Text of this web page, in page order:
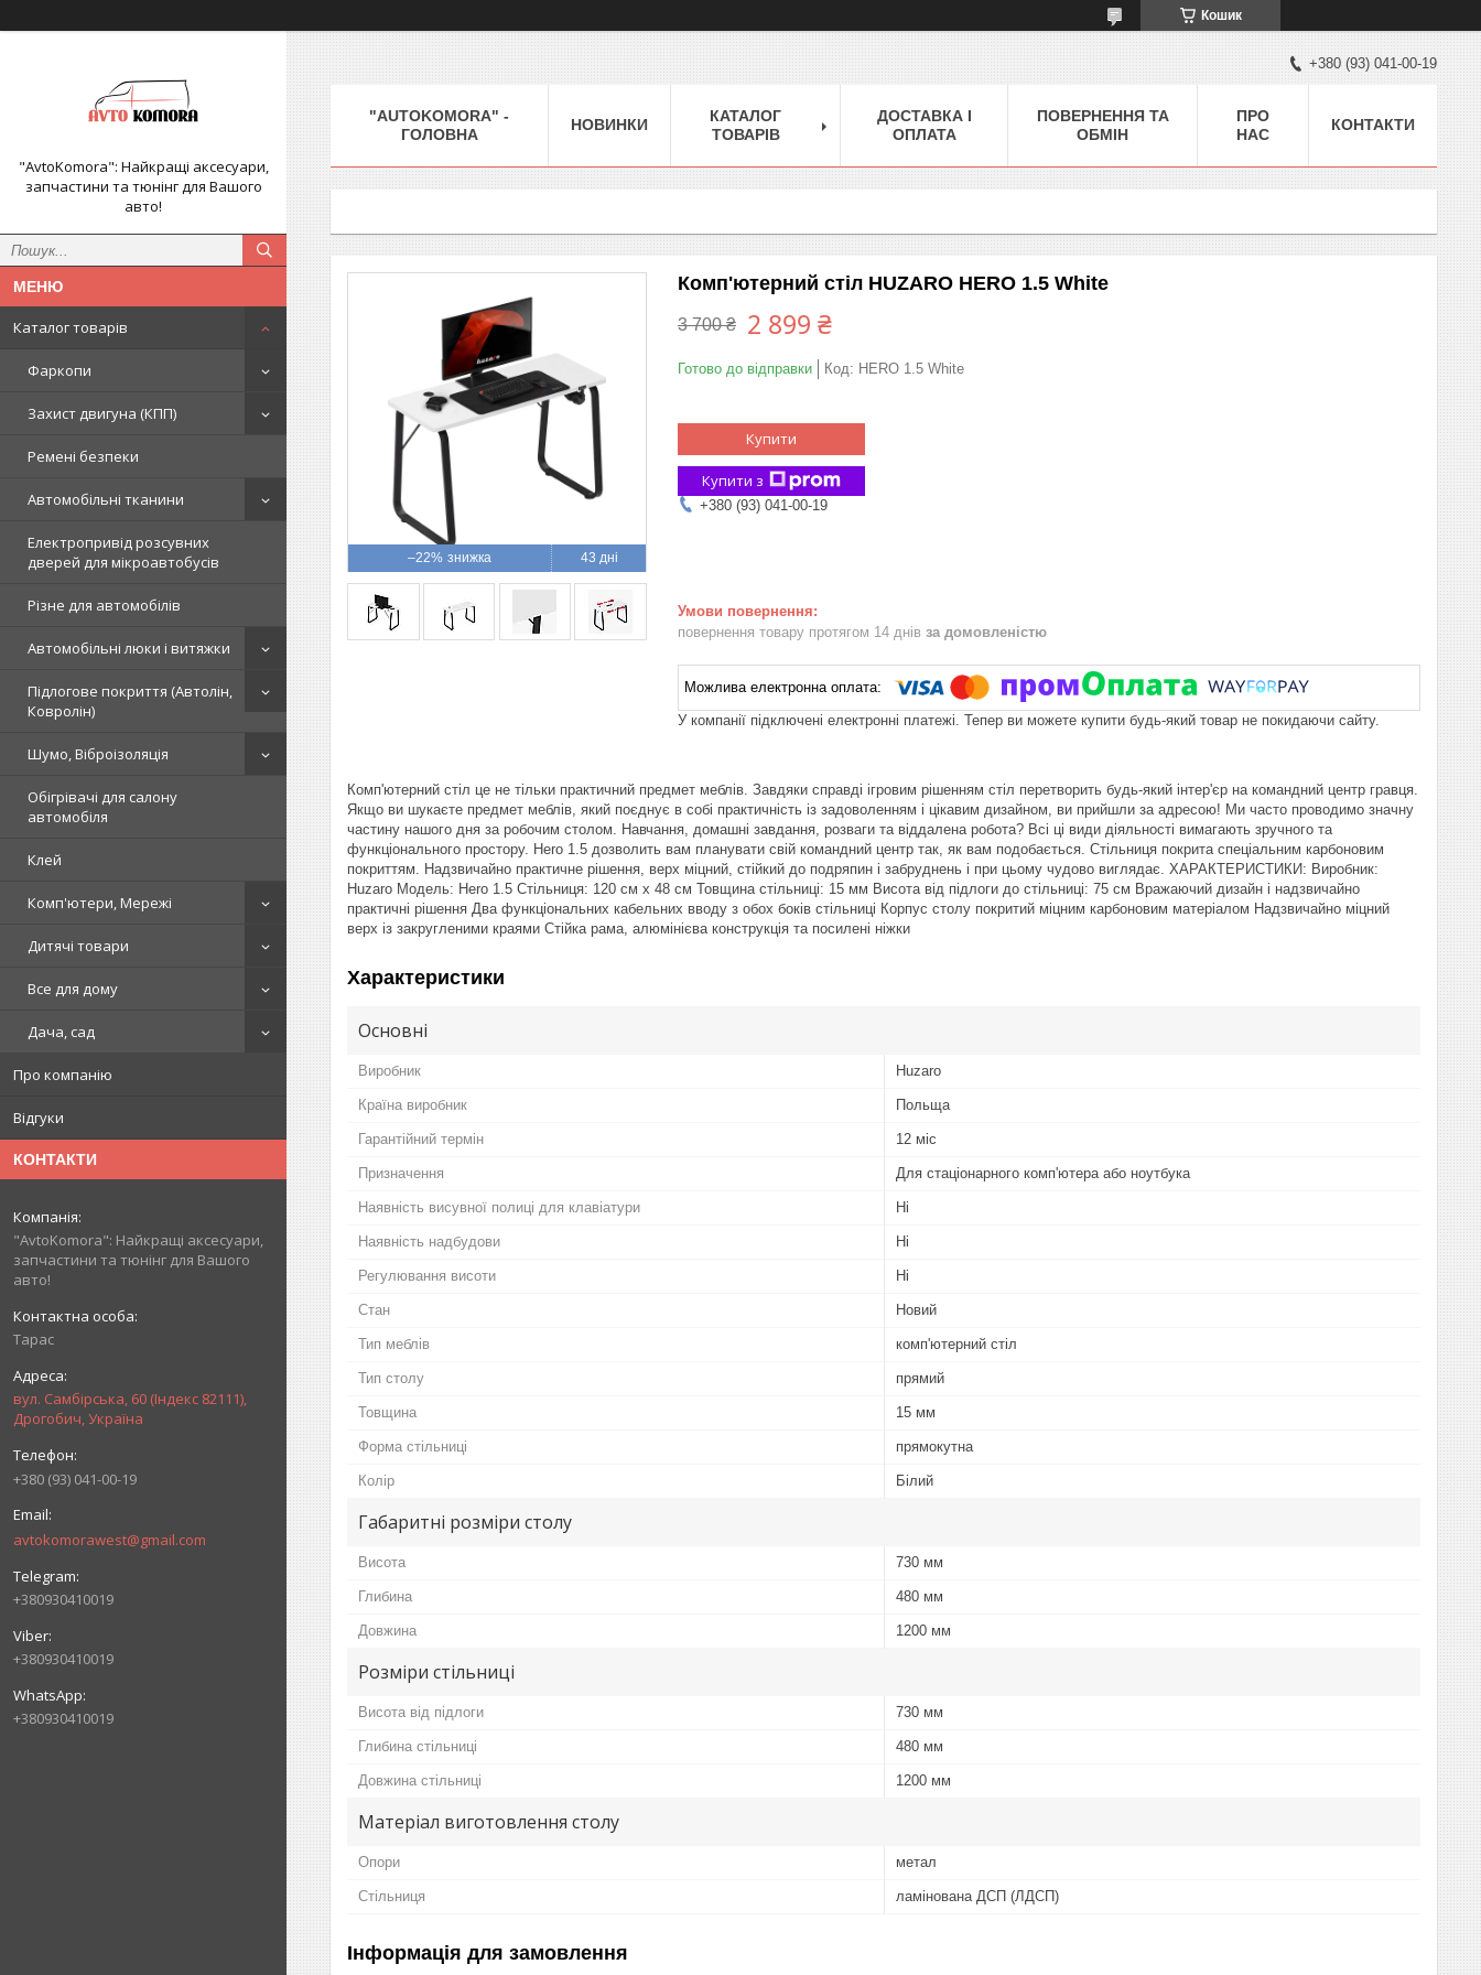
Кошик
"AvtoKomora": Найкращі аксесуари,
запчастини та тюнінг для Вашого
авто!
Каталог товарів
Фаркопи
Захист двигуна (КПП)
Ремені безпеки
Автомобільні тканини
Електропривід розсувних
дверей для мікроавтобусів
Різне для автомобілів
Автомобільні люки і витяжки
Підлогове покриття (Автолін,
Ковролін)
Шумо, Віброізоляція
Обігрівачі для салону
автомобіля
Клей
Комп'ютери, Мережі
Дитячі товари
Все для дому
Дача, сад
Про компанію
Відгуки
КОНТАКТИ
"AvtoKomora": Найкращі аксесуари,
запчастини та тюнінг для Вашого
авто!
Тарас
вул. Самбірська, 60 (Індекс 82111),
Дрогобич, Україна
+380 (93) 041-00-19
avtokomorawest@gmail.com
+380930410019
+380930410019
+380930410019
+380 (93) 041-00-19
"AUTOKOMORA" -
ГОЛОВНА
НОВИНКИ
КАТАЛОГ
ТОВАРІВ
ДОСТАВКА І
ОПЛАТА
ПОВЕРНЕННЯ ТА
ОБМІН
ПРО
НАС
КОНТАКТИ
–22% 43 дні
Комп'ютерний стіл HUZARO HERO 1.5 White
3 700 ₴ 2 899 ₴
Готово до відправки Код: HERO 1.5 White
Купити
Купити з
+380 (93) 041-00-19
повернення товару протягом 14 днів за домовленістю
У компанії підключені електронні платежі. Тепер ви можете купити будь-який товар не покидаючи сайту.
Комп'ютерний стіл це не тільки практичний предмет меблів. Завдяки справді ігровим рішенням стіл перетворить будь-який інтер'єр на командний центр гравця.
Якщо ви шукаєте предмет меблів, який поєднує в собі практичність із задоволенням і цікавим дизайном, ви прийшли за адресою! Ми часто проводимо значну
частину нашого дня за робочим столом. Навчання, домашні завдання, розваги та віддалена робота? Всі ці види діяльності вимагають зручного та
функціонального простору. Hero 1.5 дозволить вам планувати свій командний центр так, як вам подобається. Стільниця покрита спеціальним карбоновим
покриттям. Надзвичайно практичне рішення, верх міцний, стійкий до подряпин і забруднень і при цьому чудово виглядає. ХАРАКТЕРИСТИКИ: Виробник:
Huzaro Модель: Hero 1.5 Стільниця: 120 см х 48 см Товщина стільниці: 15 мм Висота від підлоги до стільниці: 75 см Вражаючий дизайн і надзвичайно
практичні рішення Два функціональних кабельних вводу з обох боків стільниці Корпус столу покритий міцним карбоновим матеріалом Надзвичайно міцний
верх із закругленими краями Стійка рама, алюмінієва конструкція та посилені ніжки
Характеристики
Основні
Виробник Huzaro
Країна виробник Польща
Гарантійний термін 12 міс
Призначення Для стаціонарного комп'ютера або ноутбука
Наявність висувної полиці для клавіатури Ні
Наявність надбудови Ні
Регулювання висоти Ні
Стан Новий
Тип меблів комп'ютерний стіл
Тип столу прямий
Товщина 15 мм
Форма стільниці прямокутна
Колір Білий
Габаритні розміри столу
Висота 730 мм
Глибина 480 мм
Довжина 1200 мм
Розміри стільниці
Висота від підлоги 730 мм
Глибина стільниці 480 мм
Довжина стільниці 1200 мм
Матеріал виготовлення столу
Опори метал
Стільниця ламінована ДСП (ЛДСП)
Інформація для замовлення